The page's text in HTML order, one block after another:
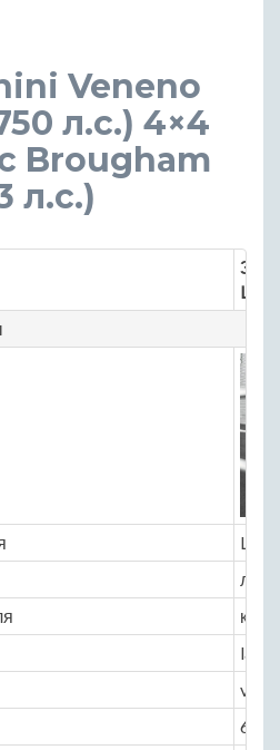
Veneno
л.с.) 4×4
Brougham
л.с.)
купе
6.5